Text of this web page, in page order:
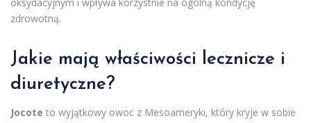
zdrowotną.
Jakie mają właściwości lecznicze i
diuretyczne?
Jocote to wyjątkowy owoc z Mesoameryki, który kryje w sobie